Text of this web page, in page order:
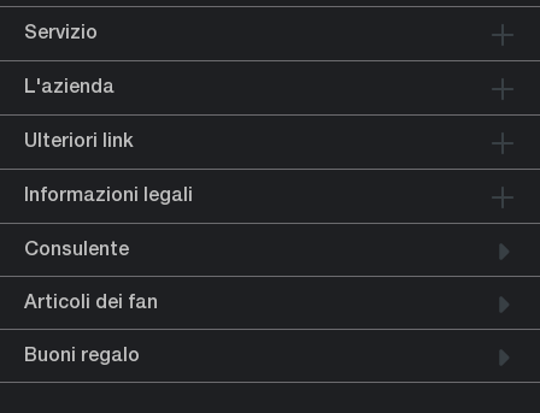
Servizio
L'azienda
Ulteriori link
Informazioni legali
Consulente
Articoli dei fan
Buoni regalo